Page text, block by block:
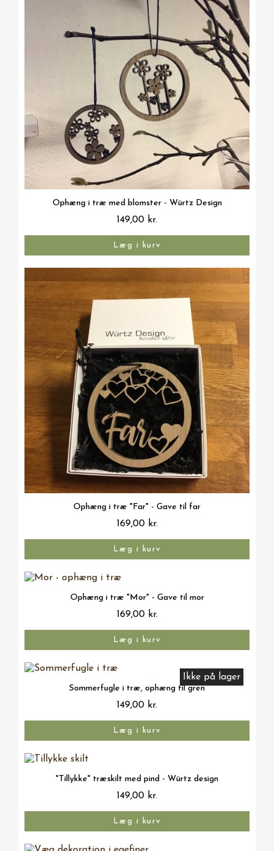
Vis her
Ophæng i træ med blomster - Würtz Design
149,00 kr.
Læg i kurv
Vis her
Ophæng i træ "Far" - Gave til far
169,00 kr.
Læg i kurv
Vis her
Ophæng i træ "Mor" - Gave til mor
169,00 kr.
Læg i kurv
Vis her
Ikke på lager
Sommerfugle i træ, ophæng til gren
149,00 kr.
Læg i kurv
Vis her
"Tillykke" træskilt med pind - Würtz design
149,00 kr.
Læg i kurv